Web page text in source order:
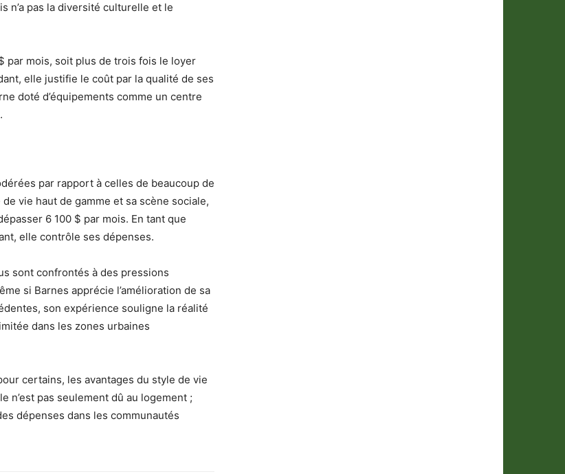
n’a pas la diversité culturelle et le
par mois, soit plus de trois fois le loyer
elle justifie le coût par la qualité de ses
doté d’équipements comme un centre
par rapport à celles de beaucoup de
vie haut de gamme et sa scène sociale,
6 100 $ par mois. En tant que
elle contrôle ses dépenses.
sont confrontés à des pressions
si Barnes apprécie l’amélioration de sa
son expérience souligne la réalité
dans les zones urbaines
certains, les avantages du style de vie
n’est pas seulement dû au logement ;
dépenses dans les communautés